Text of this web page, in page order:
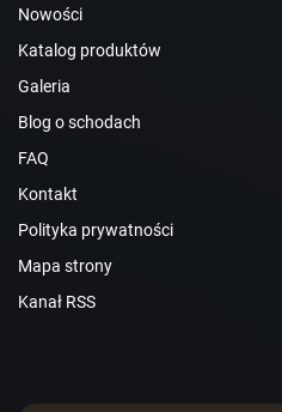
Nowości
Katalog produktów
Galeria
Blog o schodach
FAQ
Kontakt
Polityka prywatności
Mapa strony
Kanał RSS